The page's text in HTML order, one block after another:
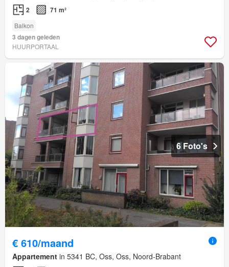
2 71 m²
Balkon
3 dagen geleden
HUURPORTAAL
6 Foto's
€ 610/maand
Appartement in 5341 BC, Oss, Oss, Noord-Brabant